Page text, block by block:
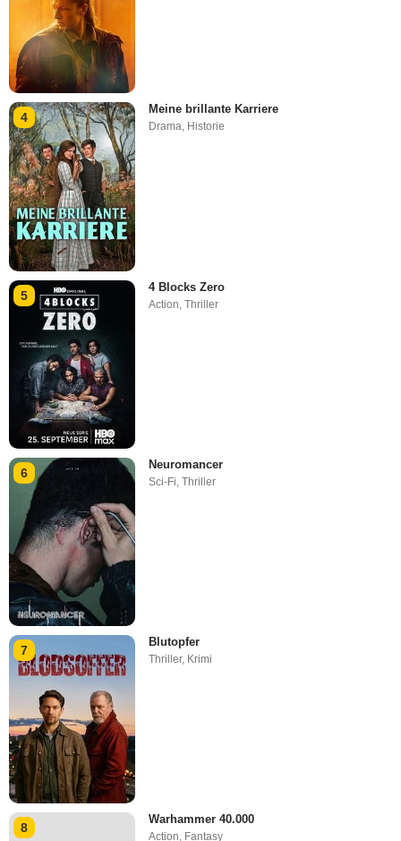
4
Meine brillante Karriere
Drama, Historie
5
4 Blocks Zero
Action ,Thriller
6
Neuromancer
Sci-Fi,Thriller
7
Blutopfer
Thriller, Krimi
8
Warhammer 40.000
Action, Fantasy